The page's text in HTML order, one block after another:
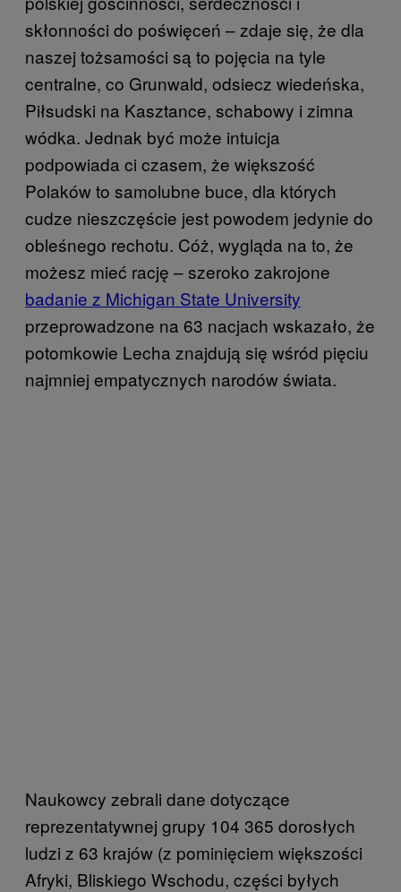
skłonności do poświęceń – zdaje się, że dla
naszej tożsamości są to pojęcia na tyle
centralne, co Grunwald, odsiecz wiedeńska,
Piłsudski na Kasztance, schabowy i zimna
wódka. Jednak być może intuicja
podpowiada ci czasem, że większość
Polaków to samolubne buce, dla których
cudze nieszczęście jest powodem jedynie do
obleśnego rechotu. Cóż, wygląda na to, że
możesz mieć rację – szeroko zakrojone
badanie z Michigan State University
przeprowadzone na 63 nacjach wskazało, że
potomkowie Lecha znajdują się wśród pięciu
najmniej empatycznych narodów świata.
Naukowcy zebrali dane dotyczące
reprezentatywnej grupy 104 365 dorosłych
ludzi z 63 krajów (z pominięciem większości
Afryki, Bliskiego Wschodu, części byłych